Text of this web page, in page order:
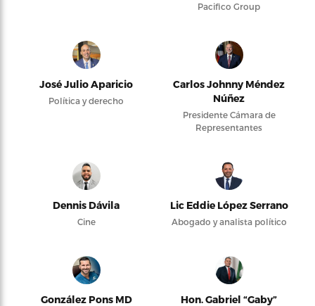
Pacifico Group
José Julio Aparicio
Política y derecho
Carlos Johnny Méndez
Núñez
Presidente Cámara de
Representantes
Dennis Dávila
Cine
Lic Eddie López Serrano
Abogado y analista político
González Pons MD
Hon. Gabriel “Gaby”